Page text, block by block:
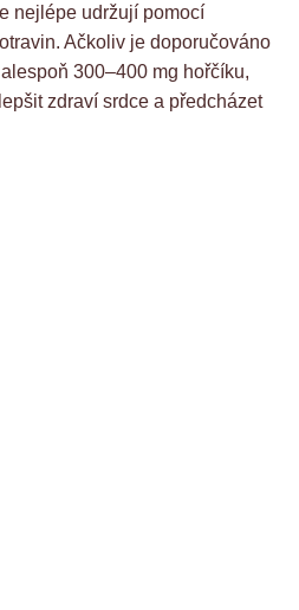
nejlépe udržují pomocí
Ačkoliv je doporučováno
300–400 mg hořčíku,
zdraví srdce a předcházet